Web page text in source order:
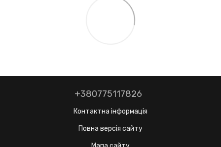
+380775117826
Контактна інформація
Повна версія сайту